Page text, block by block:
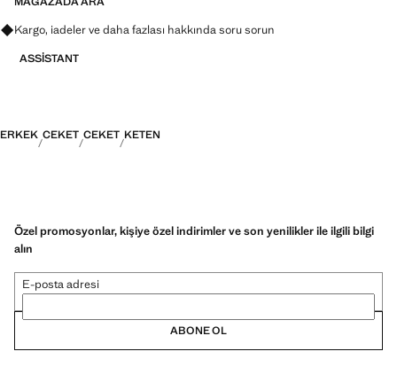
Kargo, iadeler ve daha fazlası hakkında soru sorun
ASSISTANT
ERKEK CEKET CEKET KETEN
Özel promosyonlar, kişiye özel indirimler ve son yenilikler ile ilgili bilgi
alın
E-posta adresi
ABONE OL